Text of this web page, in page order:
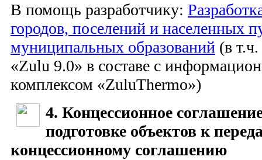
В помощь разработчику:
городов, поселений и населенных
муниципальных образований (в
«Zulu 9.0» в составе с
комплексом «ZuluThermo»)
4. Концессионное
подготовке объектов к
концессионному соглашению